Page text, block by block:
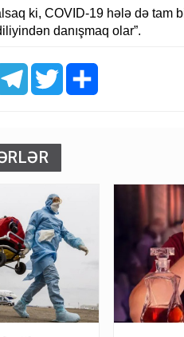
ki, COVID-19 hələ də tam
danışmaq olar”.
TelegramTwitter